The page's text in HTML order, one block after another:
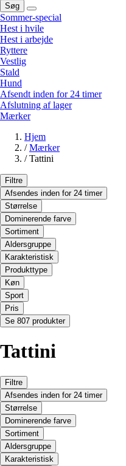
Søg
Sommer-special
Hest i hvile
Hest i arbejde
Ryttere
Vestlig
Stald
Hund
Afsendt inden for 24 timer
Afslutning af lager
Mærker
Hjem
/ Mærker
/ Tattini
Filtre
Afsendes inden for 24 timer
Størrelse
Dominerende farve
Sortiment
Aldersgruppe
Karakteristisk
Produkttype
Køn
Sport
Pris
Se 807 produkter
Tattini
Filtre
Afsendes inden for 24 timer
Størrelse
Dominerende farve
Sortiment
Aldersgruppe
Karakteristisk